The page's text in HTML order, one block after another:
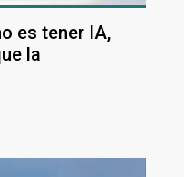
es tener IA,
la